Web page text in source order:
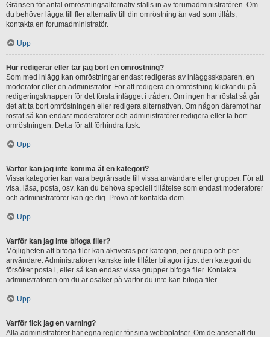
Gränsen för antal omröstningsalternativ ställs in av forumadministratören. Om
du behöver lägga till fler alternativ till din omröstning än vad som tillåts,
kontakta en forumadministratör.
Upp
Hur redigerar eller tar jag bort en omröstning?
Som med inlägg kan omröstningar endast redigeras av inläggsskaparen, en
moderator eller en administratör. För att redigera en omröstning klickar du på
redigeringsknappen för det första inlägget i tråden. Om ingen har röstat så går
det att ta bort omröstningen eller redigera alternativen. Om någon däremot har
röstat så kan endast moderatorer och administratörer redigera eller ta bort
omröstningen. Detta för att förhindra fusk.
Upp
Varför kan jag inte komma åt en kategori?
Vissa kategorier kan vara begränsade till vissa användare eller grupper. För att
visa, läsa, posta, osv. kan du behöva speciell tillåtelse som endast moderatorer
och administratörer kan ge dig. Pröva att kontakta dem.
Upp
Varför kan jag inte bifoga filer?
Möjligheten att bifoga filer kan aktiveras per kategori, per grupp och per
användare. Administratören kanske inte tillåter bilagor i just den kategori du
försöker posta i, eller så kan endast vissa grupper bifoga filer. Kontakta
administratören om du är osäker på varför du inte kan bifoga filer.
Upp
Varför fick jag en varning?
Alla administratörer har egna regler för sina webbplatser. Om de anser att du